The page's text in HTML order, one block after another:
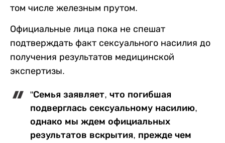
том числе железным прутом.
Официальные лица пока не спешат
подтверждать факт сексуального насилия до
получения результатов медицинской
экспертизы.
"Семья заявляет, что погибшая
подверглась сексуальному насилию,
однако мы ждем официальных
результатов вскрытия, прежде чем